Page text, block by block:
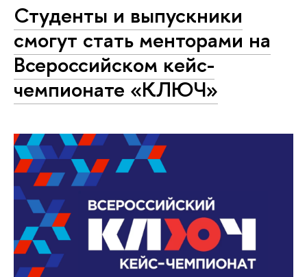
Студенты и выпускники
смогут стать менторами на
Всероссийском кейс-
чемпионате «КЛЮЧ»